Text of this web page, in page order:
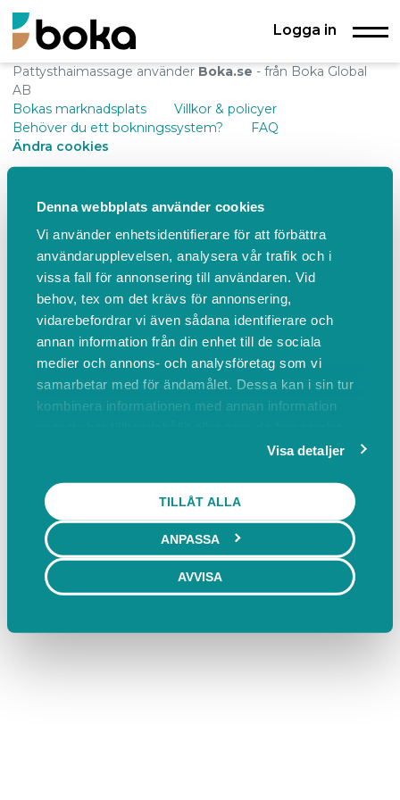
Denna webbplats använder cookies
Vi använder enhetsidentifierare för att förbättra
användarupplevelsen, analysera vår trafik och i
vissa fall för annonsering till användaren. Vid
behov, tex om det krävs för annonsering,
vidarebefordrar vi även sådana identifierare och
annan information från din enhet till de sociala
medier och annons- och analysföretag som vi
samarbetar med för ändamålet. Dessa kan i sin tur
kombinera informationen med annan information
Visa detaljer
TILLÅT ALLA
ANPASSA
AVVISA
Logga in
Pattysthaimassage använder Boka.se - från Boka Global
AB
Bokas marknadsplats
Villkor & policyer
Behöver du ett bokningssystem?
FAQ
Ändra cookies